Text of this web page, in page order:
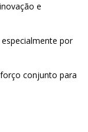
e
por
conjunto para